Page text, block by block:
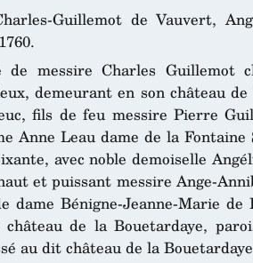
Guillemot de Vauvert,
de messire Charles Guillemot
demeurant en son château
fils de feu messire Pierre
Anne Leau dame de la
avec noble demoiselle
et puissant messire Ange-
dame Bénigne-Jeanne-Marie
de la Bouetardaye,
au dit château de la